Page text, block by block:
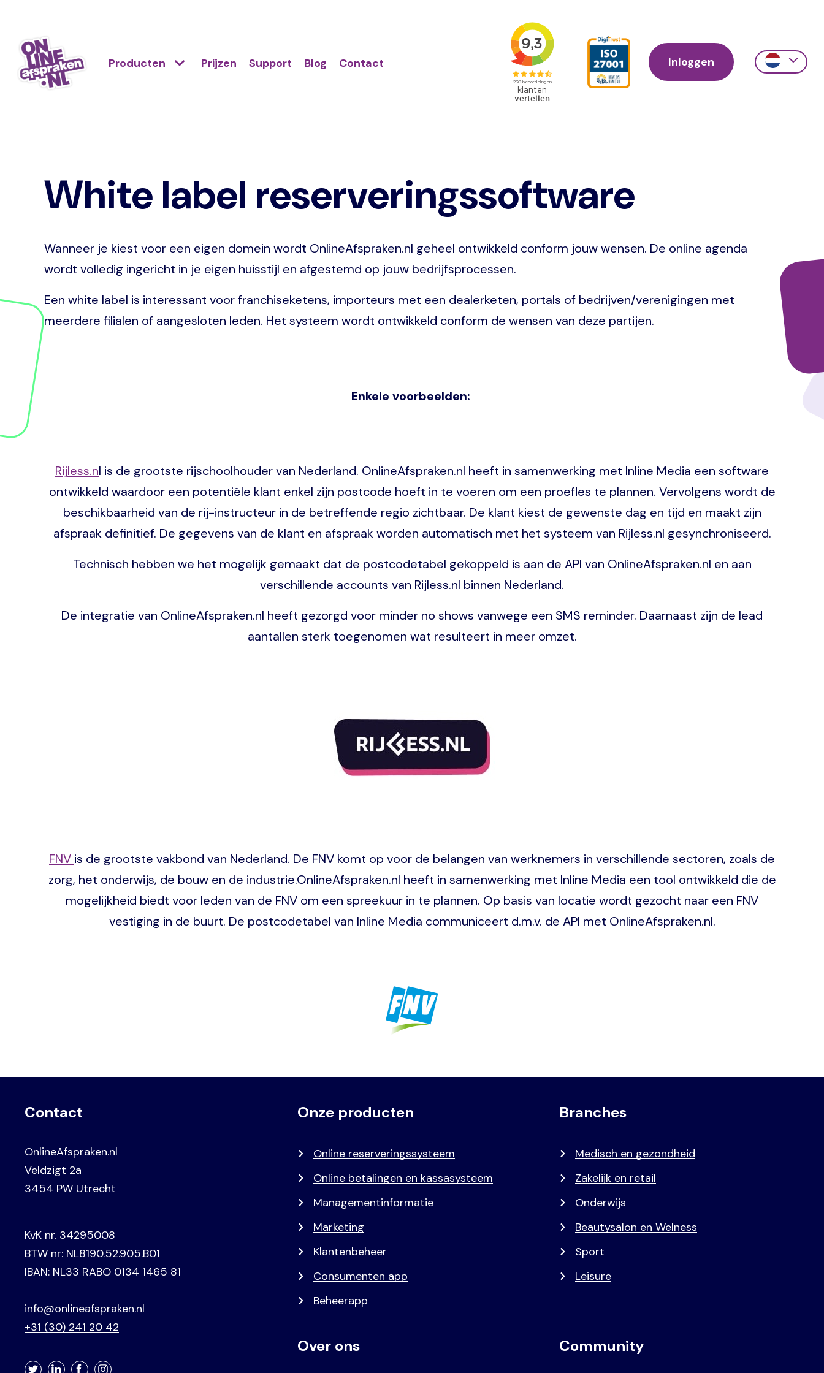
hoofdinhoud
links
Hoofdnavigatie
Primair
Producten Prijzen Support Blog Contact
Action
Primair
menu
Inloggen
Action
White label reserveringssoftware
Wanneer je kiest voor een eigen domein wordt OnlineAfspraken.nl geheel ontwikkeld conform jouw wensen. De online agenda
wordt volledig ingericht in je eigen huisstijl en afgestemd op jouw bedrijfsprocessen.
Een white label is interessant voor franchiseketens, importeurs met een dealerketen, portals of bedrijven/verenigingen met
meerdere filialen of aangesloten leden. Het systeem wordt ontwikkeld conform de wensen van deze partijen.
Enkele voorbeelden:
Rijless.nl is de grootste rijschoolhouder van Nederland. OnlineAfspraken.nl heeft in samenwerking met Inline Media een software
ontwikkeld waardoor een potentiële klant enkel zijn postcode hoeft in te voeren om een proefles te plannen. Vervolgens wordt de
beschikbaarheid van de rij-instructeur in de betreffende regio zichtbaar. De klant kiest de gewenste dag en tijd en maakt zijn
afspraak definitief. De gegevens van de klant en afspraak worden automatisch met het systeem van Rijless.nl gesynchroniseerd.
Technisch hebben we het mogelijk gemaakt dat de postcodetabel gekoppeld is aan de API van OnlineAfspraken.nl en aan
verschillende accounts van Rijless.nl binnen Nederland.
De integratie van OnlineAfspraken.nl heeft gezorgd voor minder no shows vanwege een SMS reminder. Daarnaast zijn de lead
aantallen sterk toegenomen wat resulteert in meer omzet.
FNV is de grootste vakbond van Nederland. De FNV komt op voor de belangen van werknemers in verschillende sectoren, zoals de
zorg, het onderwijs, de bouw en de industrie.OnlineAfspraken.nl heeft in samenwerking met Inline Media een tool ontwikkeld die de
mogelijkheid biedt voor leden van de FNV om een spreekuur in te plannen. Op basis van locatie wordt gezocht naar een FNV
vestiging in de buurt. De postcodetabel van Inline Media communiceert d.m.v. de API met OnlineAfspraken.nl.
Contact
OnlineAfspraken.nl
Veldzigt 2a
3454 PW Utrecht
KvK nr. 34295008
BTW nr: NL8190.52.905.B01
IBAN: NL33 RABO 0134 1465 81
info@onlineafspraken.nl
+31 (30) 241 20 42
Voet
Primair
Onze producten
Online reserveringssysteem
Online betalingen en kassasysteem
Managementinformatie
Marketing
Klantenbeheer
Consumenten app
Beheerapp
Branches
Medisch en gezondheid
Zakelijk en retail
Onderwijs
Beautysalon en Welness
Sport
Leisure
Over ons Community